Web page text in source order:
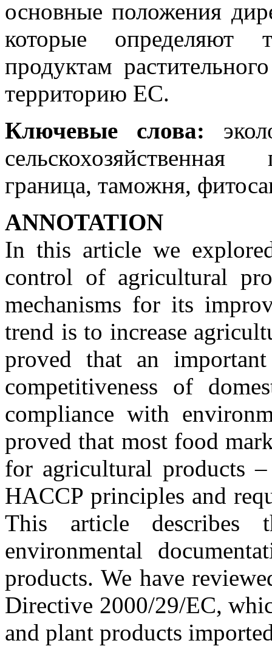
основные положения
которые определяют
продуктам
территорию ЕС.
Ключевые слова:
граница, таможня,
ANNOTATION
In this article we
control of agricultural
mechanisms for its
trend is to increase
proved that an
competitiveness of
compliance with
proved that most food
for agricultural products
HACCP principles and
This article describes
environmental
products. We have
Directive 2000/29/EC,
and plant products